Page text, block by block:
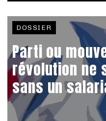
DOSSIER
Parti ou
révolution ne
sans un